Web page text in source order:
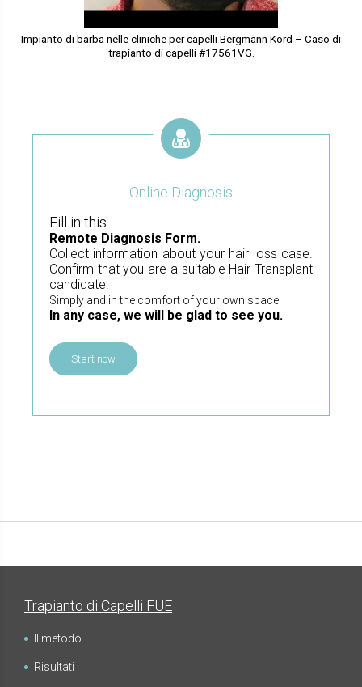
Impianto di barba nelle cliniche per capelli Bergmann Kord – Caso di
trapianto di capelli #17561VG.
Online Diagnosis
Fill in this
Remote Diagnosis Form.
Collect information about your hair loss case.
Confirm that you are a suitable Hair Transplant
candidate.
Simply and in the comfort of your own space.
In any case, we will be glad to see you.
Start now
Trapianto di Capelli FUE
Il metodo
Risultati